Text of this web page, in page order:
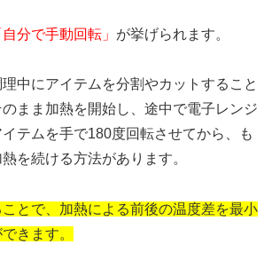
自分で手動回転」 が挙げられます。
中にアイテムを分割やカットすること
まま加熱を開始し、途中で電子レンジ
テムを手で180度回転させてから、も
を続ける方法があります。
とで、加熱による前後の温度差を最小
きます。